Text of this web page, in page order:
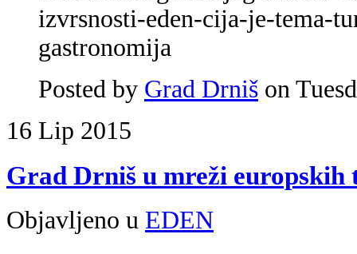
izvrsnosti-eden-cija-je-tema-
gastronomija
Posted by Grad Drniš on
16 Lip 2015
Grad Drniš u mreži
Objavljeno u EDEN